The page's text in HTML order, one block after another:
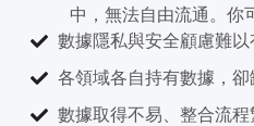
中，無法自由流通。你
數據隱私與安全顧慮難
各領域各自持有數據，
數據取得不易、整合流